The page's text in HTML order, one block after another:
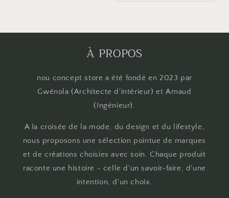
À PROPOS
nou concept store a été fondé en 2023 par
Gwénola (Architecte d'intérieur) et Arnaud
(Ingénieur).
A la croisée de la mode, du design et du lifestyle,
nous proposons une sélection pointue de marques
et de créations choisies avec soin. Chaque produit
raconte une histoire - celle d'un savoir-faire, d'une
intention, d'un choix.